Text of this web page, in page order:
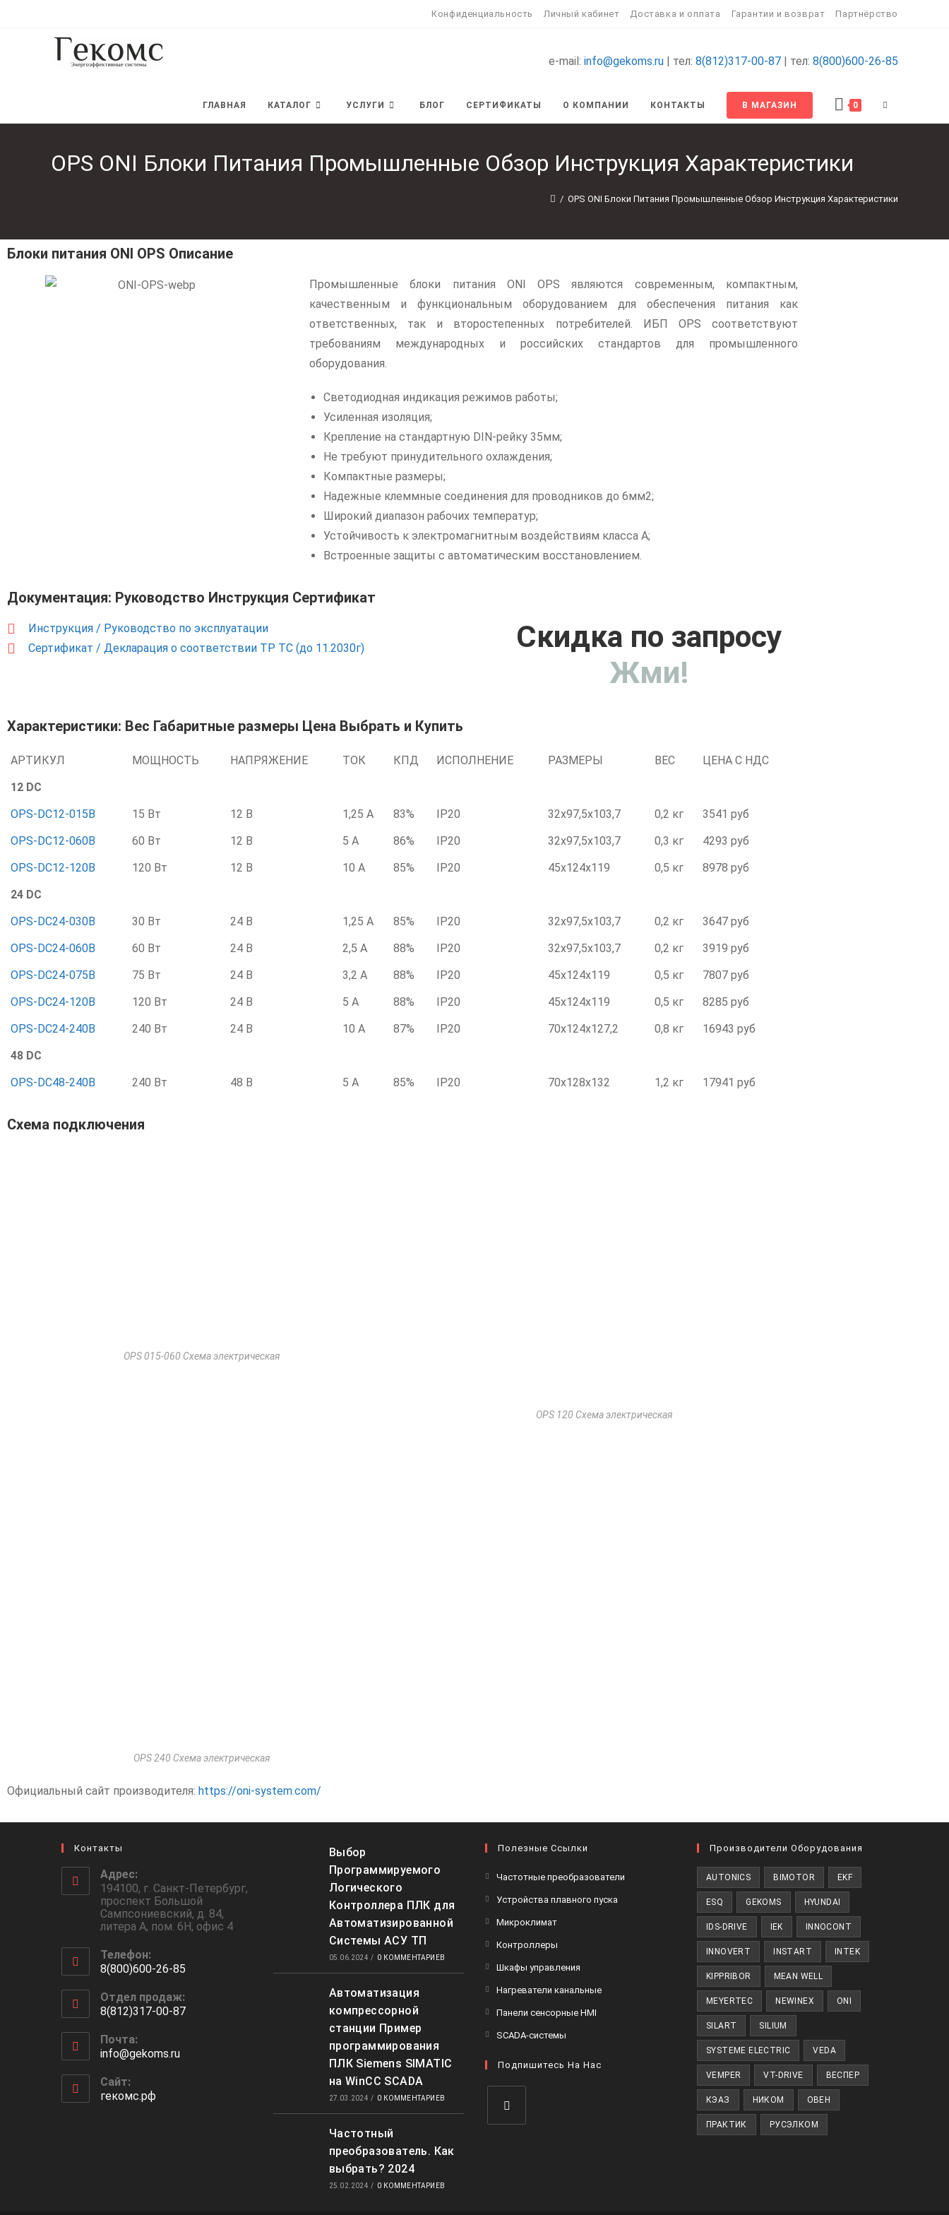
Конфиденциальность Личный кабинет Доставка и оплата Гарантии и возврат Партнёрство
e-mail: info@gekoms.ru | тел: 8(812)317-00-87 | тел: 8(800)600-26-85
ГЛАВНАЯ КАТАЛОГ УСЛУГИ БЛОГ СЕРТИФИКАТЫ О КОМПАНИИ КОНТАКТЫ В МАГАЗИН 0
OPS ONI Блоки Питания Промышленные Обзор Инструкция Характеристики
/ OPS ONI Блоки Питания Промышленные Обзор Инструкция Характеристики
Блоки питания ONI OPS Описание
Промышленные блоки питания ONI OPS являются современным, компактным,
качественным и функциональным оборудованием для обеспечения питания как
ответственных, так и второстепенных потребителей. ИБП OPS соответствуют
требованиям международных и российских стандартов для промышленного
оборудования.
Светодиодная индикация режимов работы;
Усиленная изоляция;
Крепление на стандартную DIN-рейку 35мм;
Не требуют принудительного охлаждения;
Компактные размеры;
Надежные клеммные соединения для проводников до 6мм2;
Широкий диапазон рабочих температур;
Устойчивость к электромагнитным воздействиям класса А;
Встроенные защиты с автоматическим восстановлением.
Документация: Руководство Инструкция Сертификат
Инструкция / Руководство по эксплуатации
Сертификат / Декларация о соответствии ТР ТС (до 11.2030г)
Скидка по запросу
Жми!
Характеристики: Вес Габаритные размеры Цена Выбрать и Купить
АРТИКУЛ МОЩНОСТЬ НАПРЯЖЕНИЕ ТОК КПД ИСПОЛНЕНИЕ РАЗМЕРЫ ВЕС
ЦЕНА С НДС
12 DC
OPS-DC12-015B
15 Вт 12 В 1,25 А 83% IP20 32x97,5x103,7 0,2 кг
3541 руб
OPS-DC12-060B
60 Вт 12 В 5 А 86% IP20 32x97,5x103,7 0,3 кг
4293 руб
OPS-DC12-120B
120 Вт 12 В 10 А 85% IP20 45x124x119 0,5 кг
8978 руб
24 DC
OPS-DC24-030B
30 Вт 24 В 1,25 А 85% IP20 32x97,5x103,7 0,2 кг
3647 руб
OPS-DC24-060B
60 Вт 24 В 2,5 А 88% IP20 32x97,5x103,7 0,2 кг
3919 руб
OPS-DC24-075B
75 Вт 24 В 3,2 А 88% IP20 45x124x119 0,5 кг
7807 руб
OPS-DC24-120B
120 Вт 24 В 5 А 88% IP20 45x124x119 0,5 кг
8285 руб
OPS-DC24-240B
240 Вт 24 В 10 А 87% IP20 70x124x127,2 0,8 кг
16943 руб
48 DC
OPS-DC48-240B
240 Вт 48 В 5 А 85% IP20 70x128x132 1,2 кг 17941 руб
Схема подключения
OPS 015-060 Схема электрическая
OPS 120 Схема электрическая
OPS 240 Схема электрическая
Официальный сайт производителя: https://oni-system.com/
Контакты
Адрес:
194100, г. Санкт-Петербург,
проспект Большой
Сампсониевский, д. 84,
литера А, пом. 6Н, офис 4
Телефон:
8(800)600-26-85
Отдел продаж:
8(812)317-00-87
Почта:
info@gekoms.ru
Сайт:
гекомс.рф
Выбор
Программируемого
Логического
Контроллера ПЛК для
Автоматизированной
Системы АСУ ТП
05.06.2024 / 0 КОММЕНТАРИЕВ
Автоматизация
компрессорной
станции Пример
программирования
ПЛК Siemens SIMATIC
на WinCC SCADA
27.03.2024 / 0 КОММЕНТАРИЕВ
Частотный
преобразователь. Как
выбрать? 2024
25.02.2024 / 0 КОММЕНТАРИЕВ
Полезные Ссылки
Частотные преобразователи
Устройства плавного пуска
Микроклимат
Контроллеры
Шкафы управления
Нагреватели канальные
Панели сенсорные HMI
SCADA-системы
Подпишитесь На Нас
Производители Оборудования
AUTONICS BIMOTOR EKF
ESQ GEKOMS HYUNDAI
IDS-DRIVE IEK INNOCONT
INNOVERT INSTART INTEK
KIPPRIBOR MEAN WELL
MEYERTEC NEWINEX ONI
SILART SILIUM
SYSTEME ELECTRIC VEDA
VEMPER VT-DRIVE ВЕСПЕР
КЭАЗ НИКОМ ОВЕН
ПРАКТИК РУСЭЛКОМ